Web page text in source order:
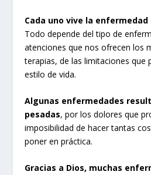
Cada uno vive la
Todo depende del tipo de
atenciones que nos ofrecen los
terapias, de las limitaciones que
estilo de vida.
Algunas enfermedades
pesadas, por los dolores que
imposibilidad de hacer tantas
poner en práctica.
Gracias a Dios, muchas